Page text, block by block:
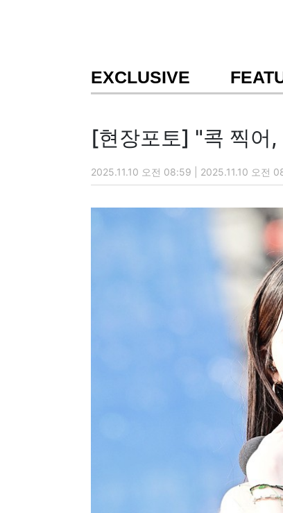
EXCLUSIVE
[현장포토] "콕 찍어
2025.11.10 오전 08:59 | 2025.11.10 오전